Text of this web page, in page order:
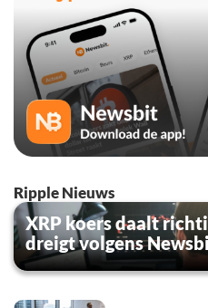
Ripple Nieuws
XRP koers daalt
dreigt volgens